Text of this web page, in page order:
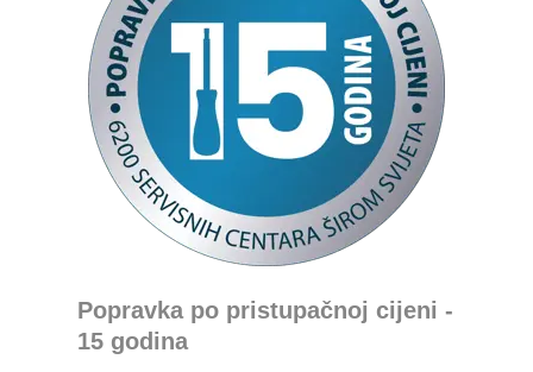
Popravka po pristupačnoj cijeni -
15 godina